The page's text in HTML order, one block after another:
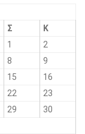
Σ
Κ
1
2
8
9
15
16
22
23
29
30